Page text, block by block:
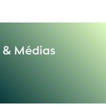
Médias